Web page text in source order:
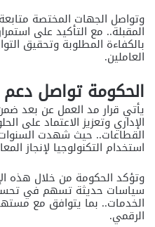
وتواصل الجهات المختصة متابعة
المقبلة.. مع التأكيد على
بالكفاءة المطلوبة وتحقيق
العاملين.
الحكومة تواصل دعم
يأتي قرار مد العمل عن بعد
الإداري وتعزيز الاعتماد على
القطاعات.. حيث شهدت
استخدام التكنولوجيا لإنجاز
وتؤكد الحكومة من خلال هذه
سياسات حديثة تسهم في
الخدمات.. بما يتوافق مع
الرقمي.